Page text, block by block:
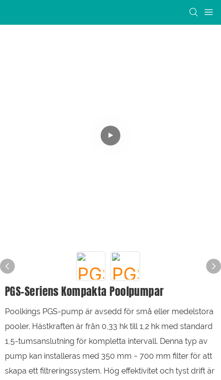
PGS-Seriens Kompakta Poolpumpar
Poolkings PGS-pump är avsedd för små eller medelstora
pooler. Hästkraften är från 0,33 hk till 1,2 hk med standard
1,5-tumsanslutning för kompletta intervall. Denna typ av
pump kan installeras med 350 mm ~ 700 mm filter för att
skapa ett filtreringssystem. Hög effektivitet och tyst drift är